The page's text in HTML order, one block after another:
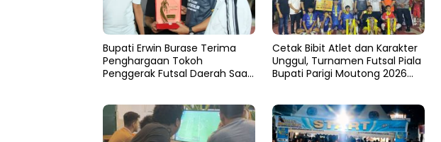
Bupati Erwin Burase Terima
Penghargaan Tokoh
Penggerak Futsal Daerah Saat
Cetak Bibit Atlet dan Karakter
Unggul, Turnamen Futsal Piala
Bupati Parigi Moutong 2026